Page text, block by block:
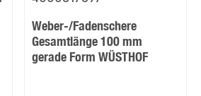
Weber-/Fadenschere
Gesamtlänge 100 mm
gerade Form WÜSTHOF